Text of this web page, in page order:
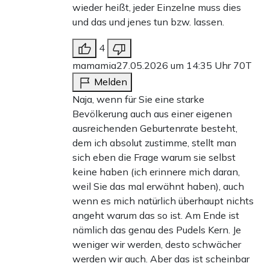
wieder heißt, jeder Einzelne muss dies
und das und jenes tun bzw. lassen.
4
mamamia27.05.2026 um 14:35 Uhr 70T
Melden
Naja, wenn für Sie eine starke
Bevölkerung auch aus einer eigenen
ausreichenden Geburtenrate besteht,
dem ich absolut zustimme, stellt man
sich eben die Frage warum sie selbst
keine haben (ich erinnere mich daran,
weil Sie das mal erwähnt haben), auch
wenn es mich natürlich überhaupt nichts
angeht warum das so ist. Am Ende ist
nämlich das genau des Pudels Kern. Je
weniger wir werden, desto schwächer
werden wir auch. Aber das ist scheinbar